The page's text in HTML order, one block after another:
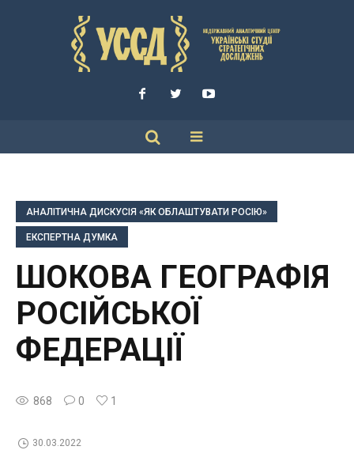
АНАЛІТИЧНА ДИСКУСІЯ «ЯК ОБЛАШТУВАТИ РОСІЮ»
ЕКСПЕРТНА ДУМКА
ШОКОВА ГЕОГРАФІЯ
РОСІЙСЬКОЇ
ФЕДЕРАЦІЇ
868 0 1
30.03.2022